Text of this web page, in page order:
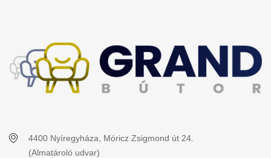
4400 Nyíregyháza, Móricz Zsigmond út 24.
(Almatároló udvar)